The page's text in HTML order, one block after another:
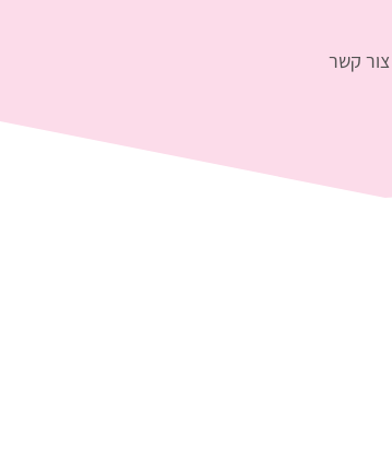
צור קשר